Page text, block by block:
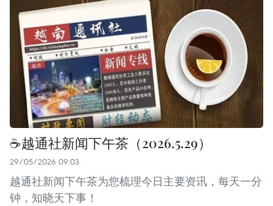
☕️越通社新闻下午茶（2026.5.29）
29/05/2026 09:03
越通社新闻下午茶为您梳理今日主要资讯，每天一分
钟，知晓天下事！